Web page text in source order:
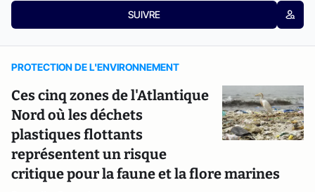
SUIVRE
PROTECTION DE L'ENVIRONNEMENT
Ces cinq zones de l'Atlantique
Nord où les déchets
plastiques flottants
représentent un risque
critique pour la faune et la flore marines